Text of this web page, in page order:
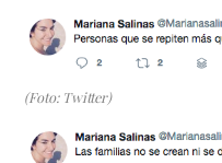
(Foto: Twitter)